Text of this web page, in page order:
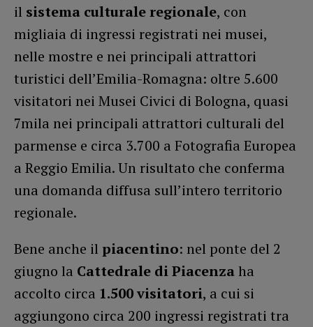
il sistema culturale regionale, con
migliaia di ingressi registrati nei musei,
nelle mostre e nei principali attrattori
turistici dell’Emilia-Romagna: oltre 5.600
visitatori nei Musei Civici di Bologna, quasi
7mila nei principali attrattori culturali del
parmense e circa 3.700 a Fotografia Europea
a Reggio Emilia. Un risultato che conferma
una domanda diffusa sull’intero territorio
regionale.
Bene anche il piacentino: nel ponte del 2
giugno la Cattedrale di Piacenzaha
accolto circa 1.500 visitatori, a cui si
aggiungono circa 200 ingressi registrati tra